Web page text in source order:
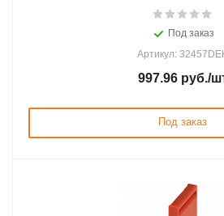
Под заказ
Артикул:
997.96руб./
Под заказ